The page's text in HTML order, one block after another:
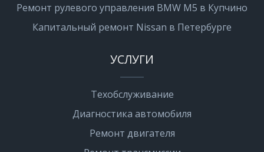
Ремонт рулевого управления BMW M5 в Купчино
Капитальный ремонт Nissan в Петербурге
УСЛУГИ
Техобслуживание
Диагностика автомобиля
Ремонт двигателя